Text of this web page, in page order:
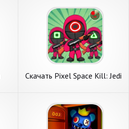
Скачать Pixel Space Kill: Jedi